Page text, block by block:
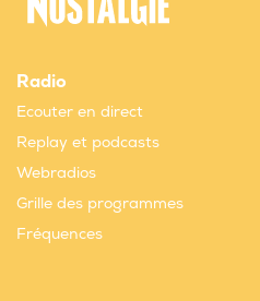
Radio
Ecouter en direct
Replay et podcasts
Webradios
Grille des programmes
Fréquences